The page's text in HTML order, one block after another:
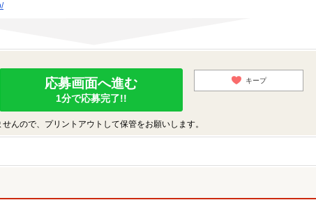
応募画面へ進む
1分で応募完了!!
キープ
んので、プリントアウトして保管をお願いします。